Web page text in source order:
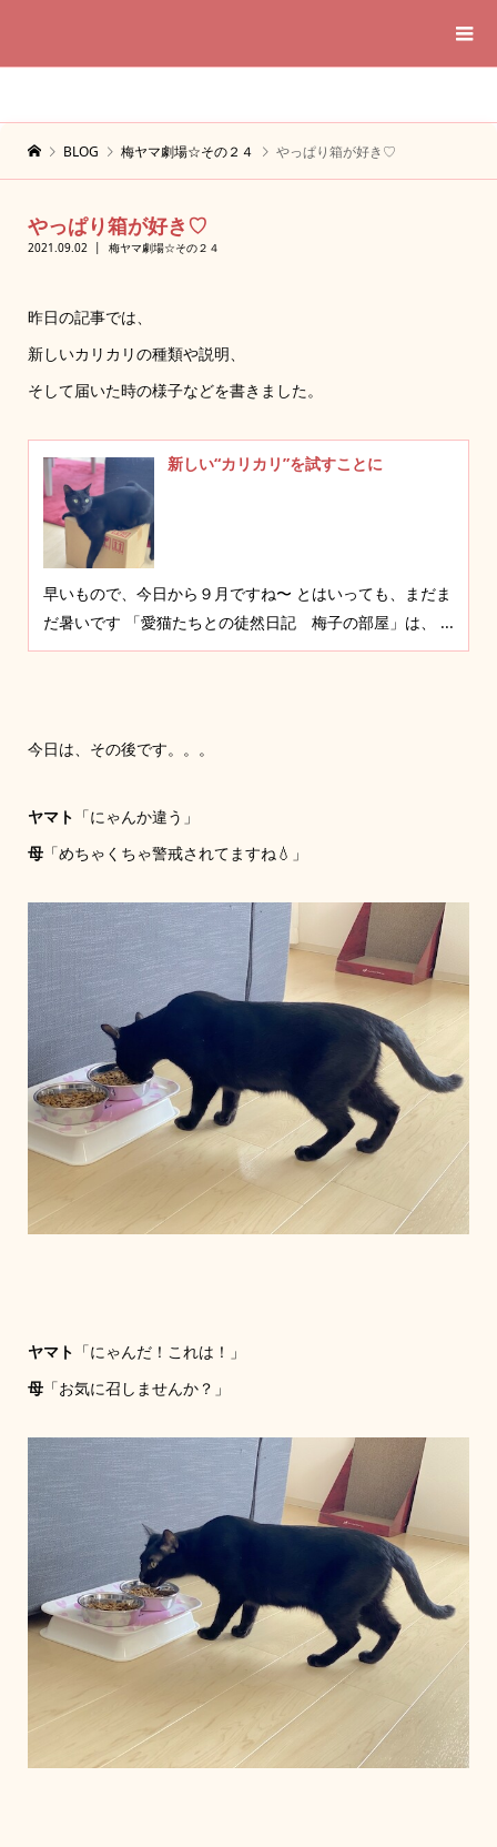
BLOG 梅ヤマ劇場☆その２４ やっぱり箱が好き♡
やっぱり箱が好き♡
2021.09.02 梅ヤマ劇場☆その２４
昨日の記事では、
新しいカリカリの種類や説明、
そして届いた時の様子などを書きました。
新しい“カリカリ”を試すことに
早いもので、今日から９月ですね〜 とはいっても、まだま
だ暑いです 「愛猫たちとの徒然日記 梅子の部屋」は、 ...
今日は、その後です。。。
ヤマト 「にゃんか違う」
母「めちゃくちゃ警戒されてますね💧」
ヤマト 「にゃんだ！これは！」
母「お気に召しませんか？」